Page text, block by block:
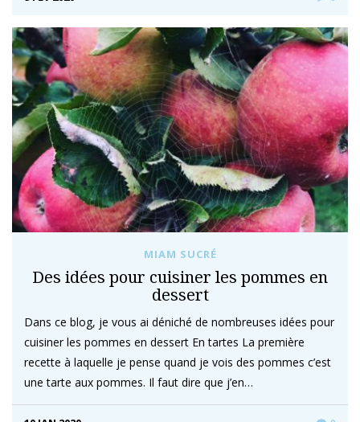
MIAM SUCRÉ
Des idées pour cuisiner les pommes en
dessert
Dans ce blog, je vous ai déniché de nombreuses idées pour
cuisiner les pommes en dessert En tartes La première
recette à laquelle je pense quand je vois des pommes c’est
une tarte aux pommes. Il faut dire que j’en…